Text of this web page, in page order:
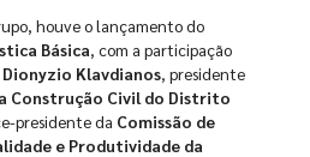
houve o lançamento do
Básica, com a participação
Dionyzio Klavdianos, presidente
Construção Civil do Distrito
presidente da Comissão de
e Produtividade da